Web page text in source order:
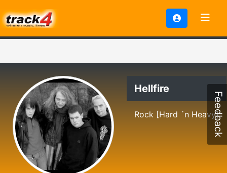
Hellfire
Rock [Hard ´n Heavy]Feedback